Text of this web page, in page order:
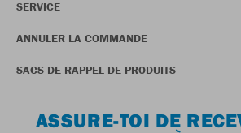
SERVICE
ANNULER LA COMMANDE
SACS DE RAPPEL DE PRODUITS
ASSURE-TOI DE